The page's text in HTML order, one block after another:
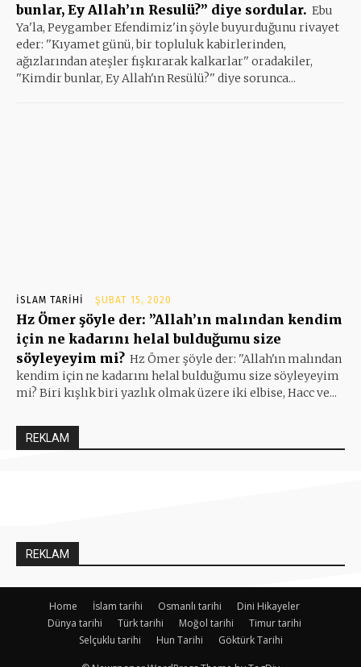
bunlar, Ey Allah’ın Resulü?” diye sordular. Ebu
Ya'la, Peygamber Efendimiz'in şöyle buyurduğunu rivayet
eder: ''Kıyamet günü, bir topluluk kabirlerinden,
ağızlarından ateşler fışkırarak kalkarlar'' oradakiler,
''Kimdir bunlar, Ey Allah'ın Resülü?'' diye sorunca...
İSLAM TARIHI ŞUBAT 15, 2020
Hz Ömer şöyle der: ”Allah’ın malından kendim
için ne kadarını helal bulduğumu size
söyleyeyim mi? Hz Ömer şöyle der: ''Allah'ın malından
kendim için ne kadarını helal bulduğumu size söyleyeyim
mi? Biri kışlık biri yazlık olmak üzere iki elbise, Hacc ve...
REKLAM
REKLAM
Home İslam tarihi Osmanlı tarihi
Dini Hikayeler
Dünya tarihi
Türk tarihi Moğol tarihi
Timur tarihi
Selçuklu tarihi
Hun Tarihi Göktürk Tarihi